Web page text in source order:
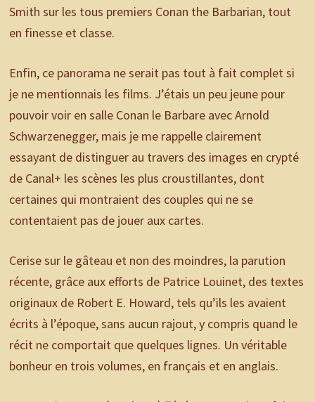
Smith sur les tous premiers Conan the Barbarian, tout
en finesse et classe.
Enfin, ce panorama ne serait pas tout à fait complet si
je ne mentionnais les films. J’étais un peu jeune pour
pouvoir voir en salle Conan le Barbare avec Arnold
Schwarzenegger, mais je me rappelle clairement
essayant de distinguer au travers des images en crypté
de Canal+ les scènes les plus croustillantes, dont
certaines qui montraient des couples qui ne se
contentaient pas de jouer aux cartes.
Cerise sur le gâteau et non des moindres, la parution
récente, grâce aux efforts de Patrice Louinet, des textes
originaux de Robert E. Howard, tels qu’ils les avaient
écrits à l’époque, sans aucun rajout, y compris quand le
récit ne comportait que quelques lignes. Un véritable
bonheur en trois volumes, en français et en anglais.